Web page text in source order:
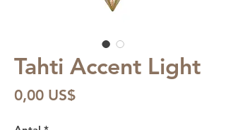
Tahti Accent Light
0,00 US$Pris